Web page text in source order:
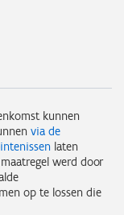
kunnen
via de
laten
werd door
op te lossen die